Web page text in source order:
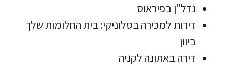
נדל"ן בפיראוס
דירות למכירה בסלוניקי: בית החלומות שלך
ביוון
דירה באתונה לקניה